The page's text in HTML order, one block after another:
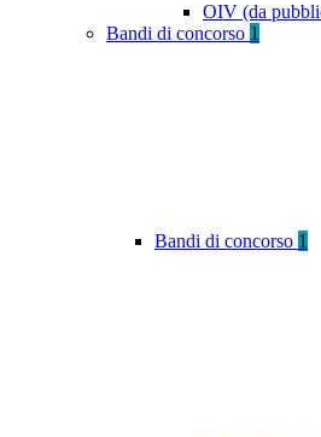
OIV (da
Bandi di concorso 1
Bandi di concorso 1